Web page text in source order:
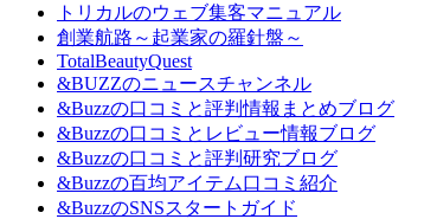
トリカルのウェブ集客マニュアル
創業航路～起業家の羅針盤～
TotalBeautyQuest
&BUZZのニュースチャンネル
&Buzzの口コミと評判情報まとめブログ
&Buzzの口コミとレビュー情報ブログ
&Buzzの口コミと評判研究ブログ
&Buzzの百均アイテム口コミ紹介
&BuzzのSNSスタートガイド